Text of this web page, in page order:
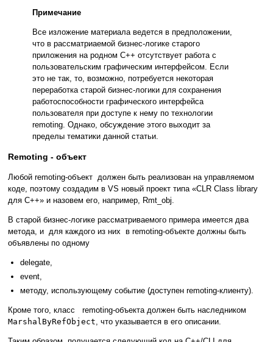
Примечание
Все изложение материала ведется в предположении,
что в рассматриаемой бизнес-логике старого
приложения на родном С++ отсутствует работа с
пользовательским графическим интерфейсом. Если
это не так, то, возможно, потребуется некоторая
переработка старой бизнес-логики для сохранения
работоспособности графического интерфейса
пользователя при доступе к нему по технологии
remoting. Однако, обсуждение этого выходит за
пределы тематики данной статьи.
Remoting - объект
Любой remoting-объект должен быть реализован на управляемом
коде, поэтому создадим в VS новый проект типа «CLR Class library
для С++» и назовем его, например, Rmt_obj.
В старой бизнес-логике рассматриваемого примера имеется два
метода, и для каждого из них в remoting-объекте должны быть
объявлены по одному
delegate,
event,
методу, использующему событие (доступен remoting-клиенту).
Кроме того, класс remoting-объекта должен быть наследником
MarshalByRefObject, что указывается в его описании.